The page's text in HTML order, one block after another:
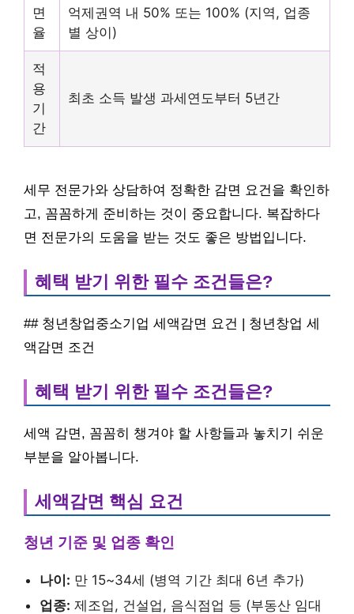
면
율
억제권역 내 50% 또는 100% (지역, 업종
별 상이)
적
용
기
간
최초 소득 발생 과세연도부터 5년간
세무 전문가와 상담하여 정확한 감면 요건을 확인하
고, 꼼꼼하게 준비하는 것이 중요합니다. 복잡하다
면 전문가의 도움을 받는 것도 좋은 방법입니다.
혜택 받기 위한 필수 조건들은?
## 청년창업중소기업 세액감면 요건 | 청년창업 세
액감면 조건
혜택 받기 위한 필수 조건들은?
세액 감면, 꼼꼼히 챙겨야 할 사항들과 놓치기 쉬운
부분을 알아봅니다.
세액감면 핵심 요건
청년 기준 및 업종 확인
나이: 만 15~34세 (병역 기간 최대 6년 추가)
업종: 제조업, 건설업, 음식점업 등 (부동산 임대